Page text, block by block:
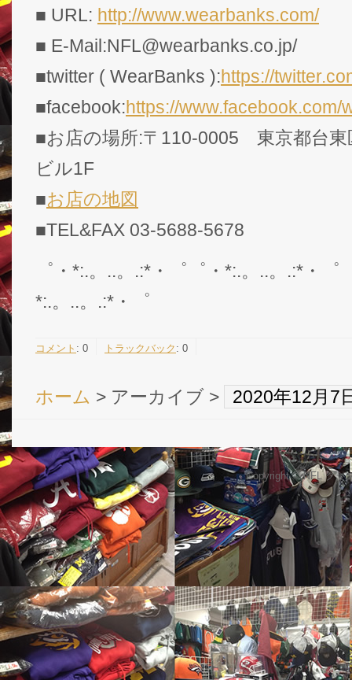
■ URL: http://www.wearbanks.com/
■ E-Mail:NFL@wearbanks.co.jp/
■twitter ( WearBanks ):https://
■facebook:https://www.facebook.com/
■お店の場所:〒110-0005 東京都台
ビル1F
■お店の地図
■TEL&FAX 03-5688-5678
゜・*:.。..。.:*・゜゜・*:.。..。.:*・
*:.。..。.:*・゜
コメント : 0 トラックバック : 0
ホーム > アーカイブ > 2020年12月7
Copyright © NFL グッ